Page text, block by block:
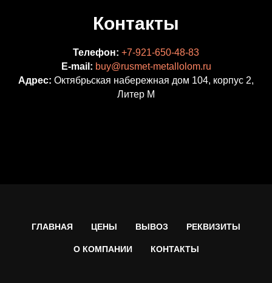
Контакты
Телефон: +7-921-650-48-83
E-mail: buy@rusmet-metallolom.ru
Адрес: Октябрьская набережная дом 104, корпус 2,
Литер М
ГЛАВНАЯ ЦЕНЫ ВЫВОЗ РЕКВИЗИТЫ
О КОМПАНИИ КОНТАКТЫ